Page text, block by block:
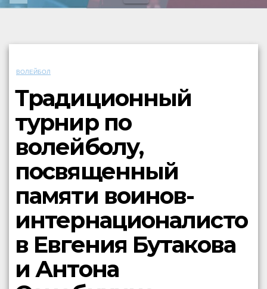
ВОЛЕЙБОЛ
Традиционный
турнир по
волейболу,
посвященный
памяти воинов-
интернационалисто
в Евгения Бутакова
и Антона